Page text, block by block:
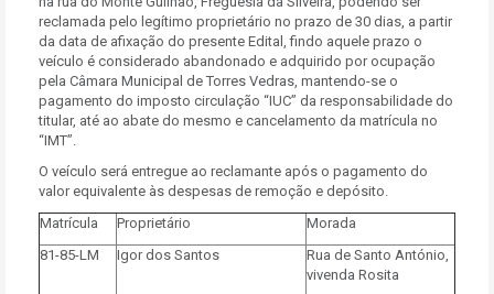
reclamada pelo legítimo proprietário no prazo de 30 dias, a partir
da data de afixação do presente Edital, findo aquele prazo o
veículo é considerado abandonado e adquirido por ocupação
pela Câmara Municipal de Torres Vedras, mantendo-se o
pagamento do imposto circulação “IUC” da responsabilidade do
titular, até ao abate do mesmo e cancelamento da matrícula no
“IMT”.
O veículo será entregue ao reclamante após o pagamento do
valor equivalente às despesas de remoção e depósito.
Matrícula
Proprietário
Morada
81-85-LM
Igor dos Santos
Rua de Santo António,
vivenda Rosita